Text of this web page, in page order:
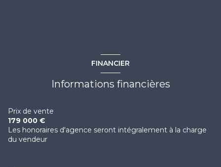
FINANCIER
Informations financières
Prix de vente
179 000 €
Les honoraires d'agence seront intégralement à la charge
du vendeur